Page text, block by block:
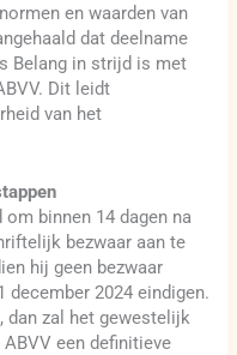
en waarden van
dat deelname
Belang in strijd is met
Dit leidt
van het
binnen 14 dagen na
bezwaar aan te
hij geen bezwaar
december 2024 eindigen.
dan zal het gewestelijk
een definitieve